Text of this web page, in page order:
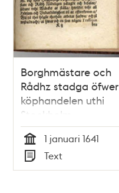
Borghmästare och
Rådhz stadga öfwer
köphandelen uthi
Stockholm.
Tid
1 januari 1641
Typ
Text